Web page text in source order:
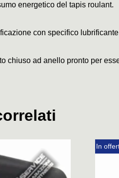
energetico del tapis roulant.
con specifico
chiuso ad anello pronto per
In